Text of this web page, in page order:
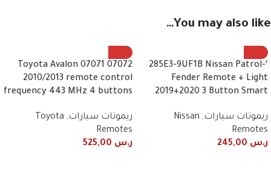
You may also like…
‘-285E3-9UF1B Nissan Patrol
Fender Remote + Light
2019+2020 3 Button Smart
ريموتات سيارات,
Nissan
Remotes
ر.س
07072 07071 Toyota Avalon
2010/2013 remote control
frequency 443 MHz 4 buttons
ريموتات سيارات,
Toyota
Remotes
ر.س